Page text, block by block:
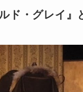
ド・グレイ』